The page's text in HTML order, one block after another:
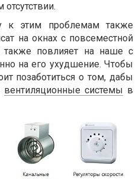
к этим проблемам также
на окнах с повсеместной
повлияет на наше с
на его ухудшение. Чтобы
позаботиться о том, дабы
вентиляционные системы в